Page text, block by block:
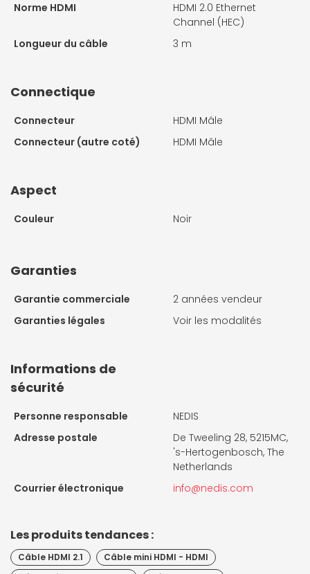
Norme HDMI
HDMI 2.0 Ethernet
Channel (HEC)
Longueur du câble
3 m
Connectique
Connecteur
HDMI Mâle
Connecteur (autre coté)
HDMI Mâle
Aspect
Couleur Noir
Garanties
Garantie commerciale
2 années vendeur
Garanties légales
Voir les modalités
Informations de
sécurité
Personne responsable
NEDIS
Adresse postale
De Tweeling 28, 5215MC,
's-Hertogenbosch, The
Netherlands
Courrier électronique
info@nedis.com
Les produits tendances :
Câble HDMI 2.1
Câble mini HDMI - HDMI